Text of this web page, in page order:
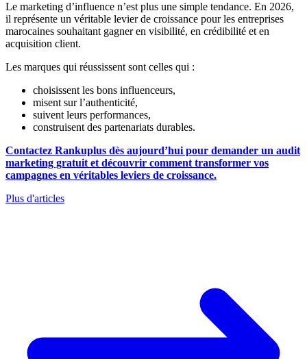
Le marketing d’influence n’est plus une simple tendance. En 2026,
il représente un véritable levier de croissance pour les entreprises
marocaines souhaitant gagner en visibilité, en crédibilité et en
acquisition client.
Les marques qui réussissent sont celles qui :
choisissent les bons influenceurs,
misent sur l’authenticité,
suivent leurs performances,
construisent des partenariats durables.
Contactez Rankuplus dès aujourd’hui pour demander un audit
marketing gratuit et découvrir comment transformer vos
campagnes en véritables leviers de croissance.
Plus d'articles